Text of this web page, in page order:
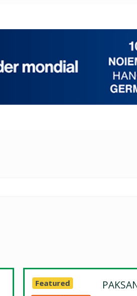
Featured